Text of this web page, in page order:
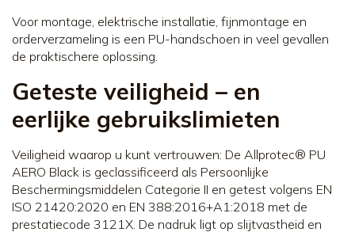
Voor montage, elektrische installatie, fijnmontage en
orderverzameling is een PU-handschoen in veel gevallen
de praktischere oplossing.
Geteste veiligheid – en
eerlijke gebruikslimieten
Veiligheid waarop u kunt vertrouwen: De Allprotec® PU
AERO Black is geclassificeerd als Persoonlijke
Beschermingsmiddelen Categorie II en getest volgens EN
ISO 21420:2020 en EN 388:2016+A1:2018 met de
prestatiecode 3121X. De nadruk ligt op slijtvastheid en